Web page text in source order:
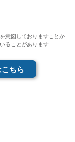
意図しておりますことか
ることがあります
ちら